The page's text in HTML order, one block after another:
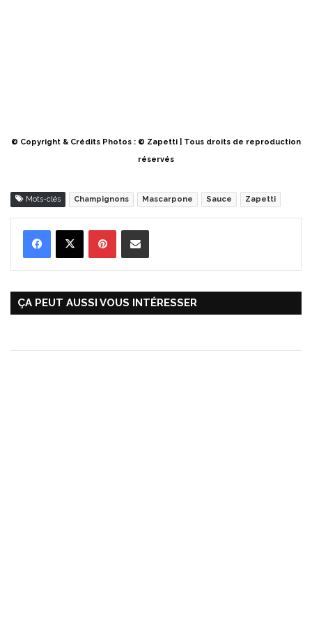
© Copyright & Crédits Photos : © Zapetti | Tous droits de reproduction
réservés
Mots-clés Champignons Mascarpone Sauce Zapetti
ÇA PEUT AUSSI VOUS INTÉRESSER